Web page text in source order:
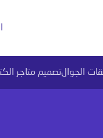
الجوالتصميم متاجر